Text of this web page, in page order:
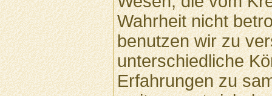
Wahrheit nicht
benutzen wir zu
unterschiedliche
Erfahrungen zu